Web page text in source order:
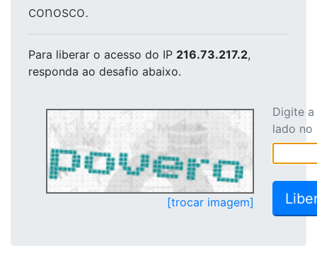
conosco.
Para liberar o acesso do IP 216.73.217.2,
responda ao desafio abaixo.
[trocar imagem]
Digite
lado no